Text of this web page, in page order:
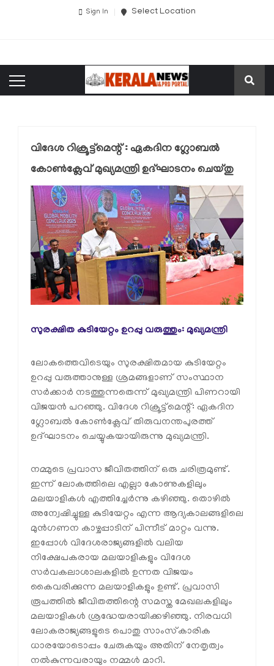
Sign In Select Location
വിദേശ റിക്രൂട്ട്‌മെന്റ് : ഏകദിന ഗ്ലോബൽ
കോൺക്ലേവ് മുഖ്യമന്ത്രി ഉദ്ഘാടനം ചെയ്തു
സുരക്ഷിത കുടിയേറ്റം ഉറപ്പു വരുത്തും: മുഖ്യമന്ത്രി
ലോകത്തെവിടെയും സുരക്ഷിതമായ കുടിയേറ്റം
ഉറപ്പു വരുത്താനുള്ള ശ്രമങ്ങളാണ് സംസ്ഥാന
സർക്കാർ നടത്തുന്നതെന്ന് മുഖ്യമന്ത്രി പിണറായി
വിജയൻ പറഞ്ഞു. വിദേശ റിക്രൂട്ട്‌മെന്റ്: ഏകദിന
ഗ്ലോബൽ കോൺക്ലേവ് തിരുവനന്തപുരത്ത്
ഉദ്ഘാടനം ചെയ്യുകയായിരുന്നു മുഖ്യമന്ത്രി.
നമ്മുടെ പ്രവാസ ജീവിതത്തിന് ഒരു ചരിത്രമുണ്ട്.
ഇന്ന് ലോകത്തിലെ എല്ലാ കോണുകളിലും
മലയാളികൾ എത്തിച്ചേർന്നു കഴിഞ്ഞു. തൊഴിൽ
അന്വേഷിച്ചുള്ള കുടിയേറ്റം എന്ന ആദ്യകാലങ്ങളിലെ
മുൻഗണന കാഴ്ചപ്പാടിന് പിന്നീട് മാറ്റം വന്നു.
ഇപ്പോൾ വിദേശരാജ്യങ്ങളിൽ വലിയ
നിക്ഷേപകരായ മലയാളികളും വിദേശ
സർവകലാശാലകളിൽ ഉന്നത വിജയം
കൈവരിക്കുന്ന മലയാളികളും ഉണ്ട്. പ്രവാസി
രൂപത്തിൽ ജീവിതത്തിന്റെ സമസ്ത മേഖലകളിലും
മലയാളികൾ ശ്രദ്ധേയരായിക്കഴിഞ്ഞു. നിരവധി
ലോകരാജ്യങ്ങളുടെ പൊതു സാംസ്‌കാരിക
ധാരയോടൊപ്പം ചേരുകയും അതിന് നേതൃത്വം
നൽകുന്നവരായും നമ്മൾ മാറി.